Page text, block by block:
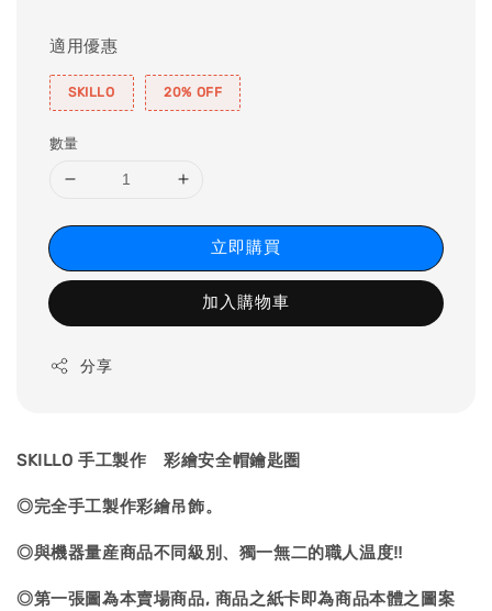
適用優惠
SKILLO 20% OFF
數量
立即購買
加入購物車
分享
SKILLO 手工製作 彩繪安全帽鑰匙圏
◎完全手工製作彩繪吊飾。
◎與機器量産商品不同級別、獨一無二的職人温度‼
◎第一張圖為本賣場商品, 商品之紙卡即為商品本體之 圖案